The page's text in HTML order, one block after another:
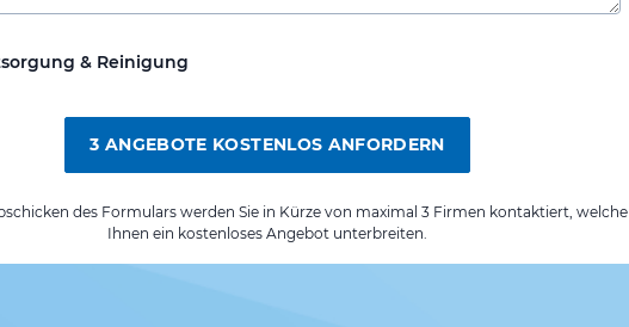
& Reinigung
3 ANGEBOTE KOSTENLOS ANFORDERN
des Formulars werden Sie in Kürze von maximal 3 Firmen kontaktiert, welche
Ihnen ein kostenloses Angebot unterbreiten.